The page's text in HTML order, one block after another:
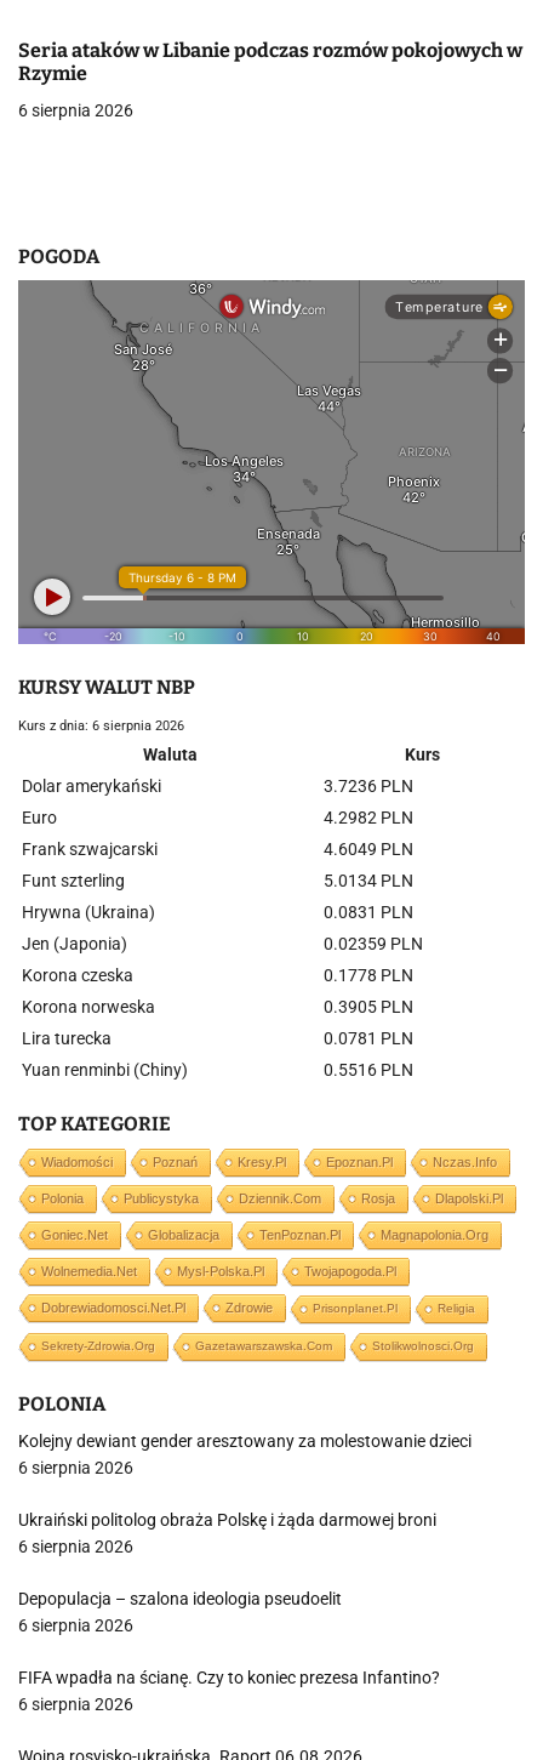
s
u
Seria ataków w Libanie podczas rozmów pokojowych w
Rzymie
6 sierpnia 2026
POGODA
KURSY WALUT NBP
Kurs z dnia: 6 sierpnia 2026
Waluta
Kurs
Dolar amerykański
3.7236 PLN
Euro
4.2982 PLN
Frank szwajcarski
4.6049 PLN
Funt szterling
5.0134 PLN
Hrywna (Ukraina)
0.0831 PLN
Jen (Japonia)
0.02359 PLN
Korona czeska
0.1778 PLN
Korona norweska
0.3905 PLN
Lira turecka
0.0781 PLN
Yuan renminbi (Chiny)
0.5516 PLN
TOP KATEGORIE
Wiadomości Poznań Kresy.pl Epoznan.pl Nczas.info
Polonia Publicystyka Dziennik.com Rosja Dlapolski.pl
Goniec.net Globalizacja TenPoznan.pl Magnapolonia.org
Wolnemedia.net Mysl-Polska.pl Twojapogoda.pl
Dobrewiadomosci.net.pl Zdrowie Prisonplanet.pl Religia
Sekrety-Zdrowia.org Gazetawarszawska.com Stolikwolnosci.org
POLONIA
Kolejny dewiant gender aresztowany za molestowanie dzieci
6 sierpnia 2026
Ukraiński politolog obraża Polskę i żąda darmowej broni
6 sierpnia 2026
Depopulacja – szalona ideologia pseudoelit
6 sierpnia 2026
FIFA wpadła na ścianę. Czy to koniec prezesa Infantino?
6 sierpnia 2026